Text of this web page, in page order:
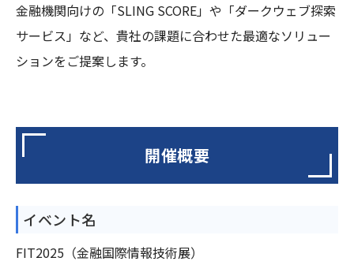
金融機関向けの「SLING SCORE」や「ダークウェブ探索
サービス」など、貴社の課題に合わせた最適なソリュー
ションをご提案します。
開催概要
イベント名
FIT2025（金融国際情報技術展）